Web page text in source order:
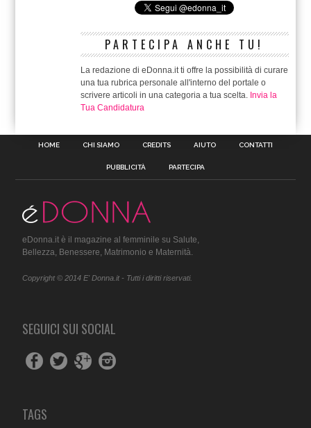
PARTECIPA ANCHE TU!
La redazione di eDonna.it ti offre la possibilità di curare
una tua rubrica personale all'interno del portale o
scrivere articoli in una categoria a tua scelta. Invia la
Tua Candidatura
HOME CHI SIAMO CREDITS AIUTO CONTATTI
PUBBLICITÀ PARTECIPA
eDonna.it è il magazine al femminile su Salute,
Bellezza, Benessere, Matrimonio e Maternità.
Copyright © 2014 E' Donna.it - Tutti i diritti riservati.
SEGUICI SUI SOCIAL
TAGS